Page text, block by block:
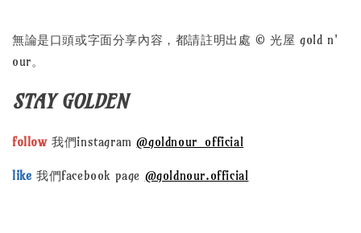
無論是口頭或字面分享內容，都請註明出處 © 光屋 gold n'
our。
STAY GOLDEN
follow我們instagram@goldnour_official
like 我們facebook page @goldnour.official